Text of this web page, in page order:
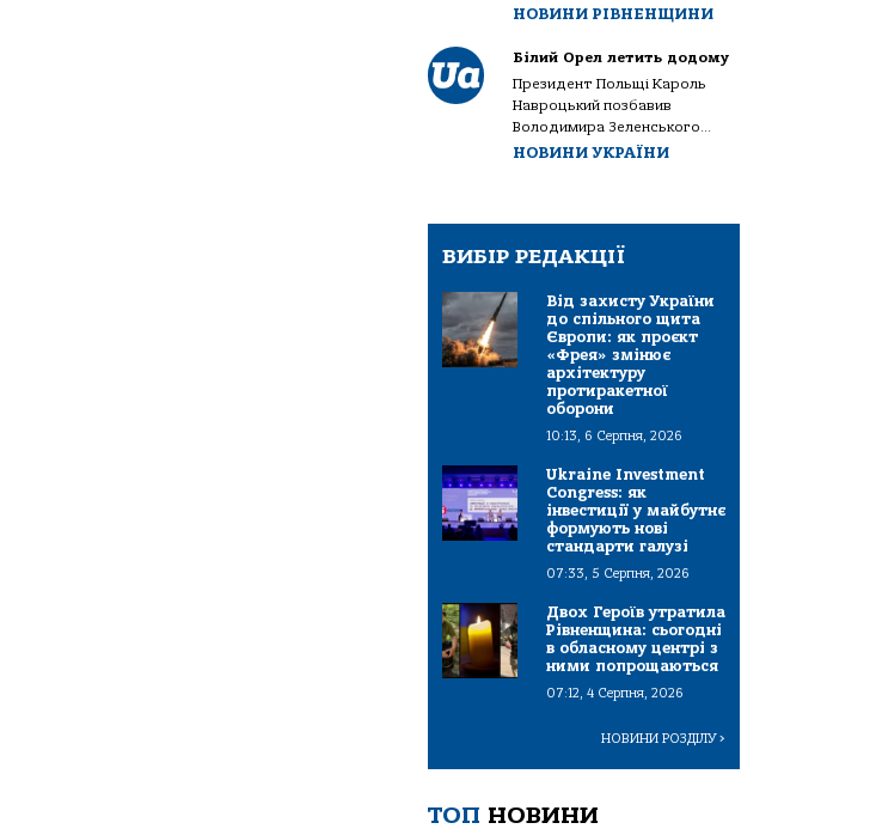
НОВИНИ РІВНЕНЩИНИ
Білий Орел летить додому
Президент Польщі Кароль
Навроцький позбавив
Володимира Зеленського...
НОВИНИ УКРАЇНИ
ВИБІР РЕДАКЦІЇ
Від захисту України
до спільного щита
Європи: як проєкт
«Фрея» змінює
архітектуру
протиракетної
оборони
10:13, 6 Серпня, 2026
Ukraine Investment
Congress: як
інвестиції у майбутнє
формують нові
стандарти галузі
07:33, 5 Серпня, 2026
Двох Героїв утратила
Рівненщина: сьогодні
в обласному центрі з
ними попрощаються
07:12, 4 Серпня, 2026
НОВИНИ РОЗДІЛУ>
ТОП НОВИНИ